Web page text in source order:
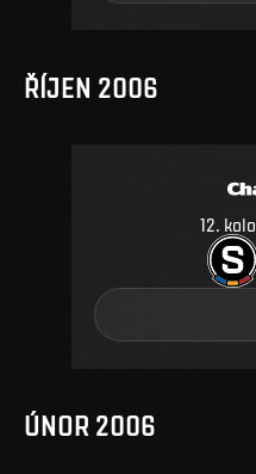
ŘÍJEN 2006
12. kolo
ÚNOR 2006